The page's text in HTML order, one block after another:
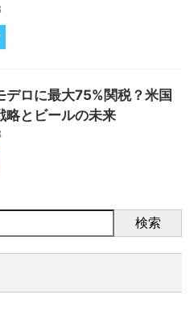
デロに最大75%関税？米国
略とビールの未来
検索